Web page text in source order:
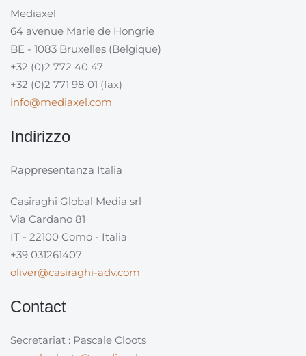
Mediaxel
64 avenue Marie de Hongrie
BE - 1083 Bruxelles (Belgique)
+32 (0)2 772 40 47
+32 (0)2 771 98 01 (fax)
info@mediaxel.com
Indirizzo
Rappresentanza Italia
Casiraghi Global Media srl
Via Cardano 81
IT - 22100 Como - Italia
+39 031261407
oliver@casiraghi-adv.com
Contact
Secretariat : Pascale Cloots